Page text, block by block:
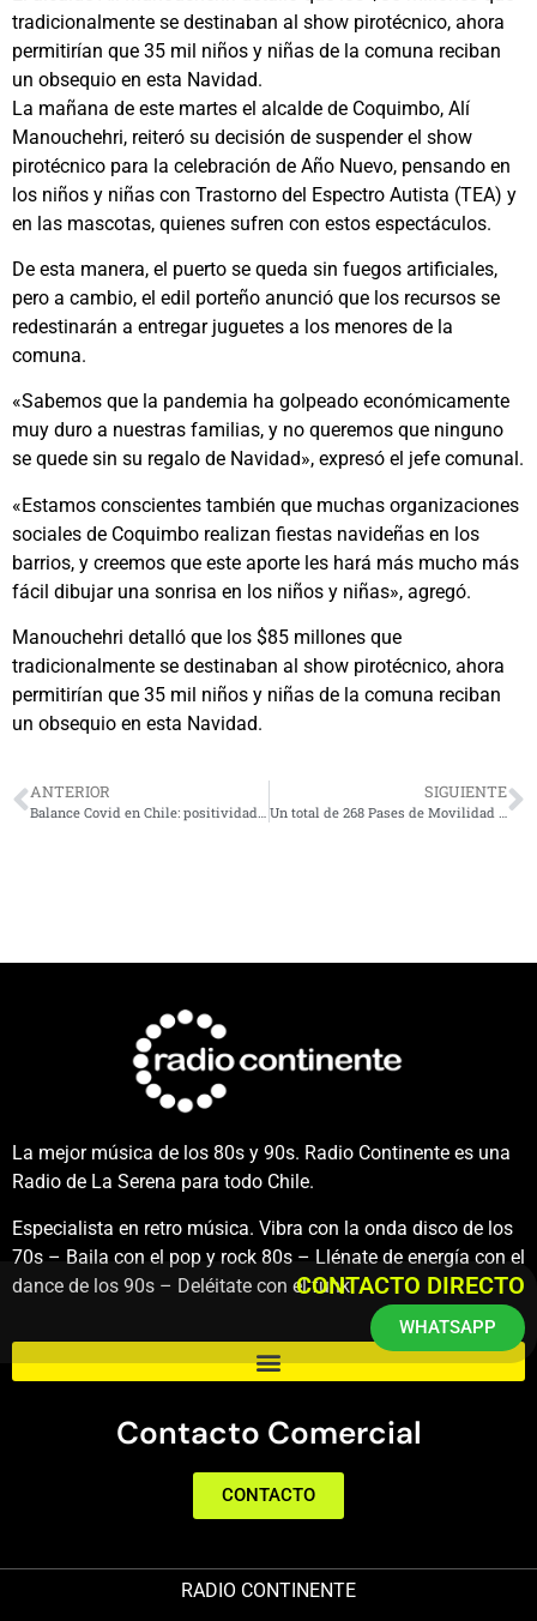
tradicionalmente se destinaban al show pirotécnico, ahora
permitirían que 35 mil niños y niñas de la comuna reciban
un obsequio en esta Navidad.
La mañana de este martes el alcalde de Coquimbo, Alí
Manouchehri, reiteró su decisión de suspender el show
pirotécnico para la celebración de Año Nuevo, pensando en
los niños y niñas con Trastorno del Espectro Autista (TEA) y
en las mascotas, quienes sufren con estos espectáculos.
De esta manera, el puerto se queda sin fuegos artificiales,
pero a cambio, el edil porteño anunció que los recursos se
redestinarán a entregar juguetes a los menores de la
comuna.
«Sabemos que la pandemia ha golpeado económicamente
muy duro a nuestras familias, y no queremos que ninguno
se quede sin su regalo de Navidad», expresó el jefe comunal.
«Estamos conscientes también que muchas organizaciones
sociales de Coquimbo realizan fiestas navideñas en los
barrios, y creemos que este aporte les hará más mucho más
fácil dibujar una sonrisa en los niños y niñas», agregó.
Manouchehri detalló que los $85 millones que
tradicionalmente se destinaban al show pirotécnico, ahora
permitirían que 35 mil niños y niñas de la comuna reciban
un obsequio en esta Navidad.
ANTERIOR SIGUIENTE
La mejor música de los 80s y 90s. Radio Continente es una
Radio de La Serena para todo Chile.
Especialista en retro música. Vibra con la onda disco de los
70s – Baila con el pop y rock 80s – Llénate de energía con el
dance de los 90s – Deléitate con el funk.
Contacto Comercial
CONTACTO
RADIO CONTINENTE
CONTACTO DIRECTO
WHATSAPP